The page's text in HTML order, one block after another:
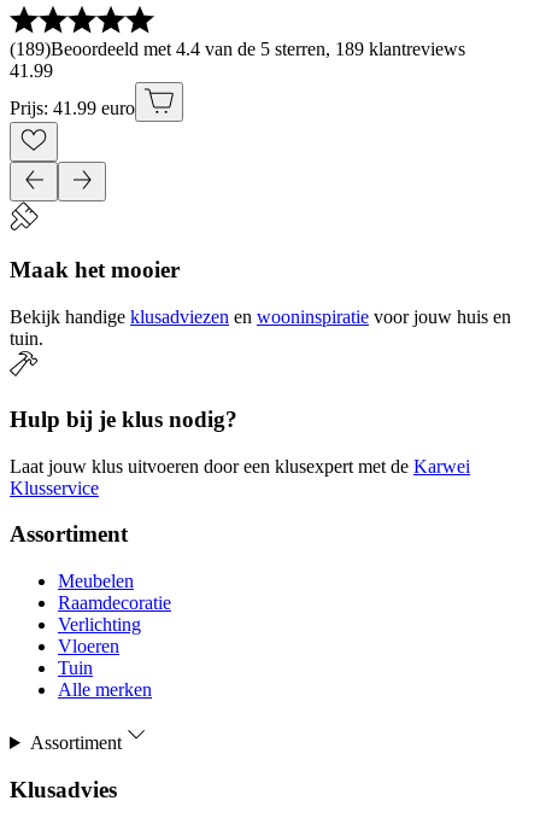
(189)Beoordeeld met 4.4 van de 5 sterren, 189 klantreviews
41 .99
Prijs: 41.99 euro
Maak het mooier
Bekijk handige klusadviezen en wooninspiratie voor jouw huis en
tuin.
Hulp bij je klus nodig?
Laat jouw klus uitvoeren door een klusexpert met de Karwei
Klusservice
Assortiment
Meubelen
Raamdecoratie
Verlichting
Vloeren
Tuin
Alle merken
Assortiment
Klusadvies